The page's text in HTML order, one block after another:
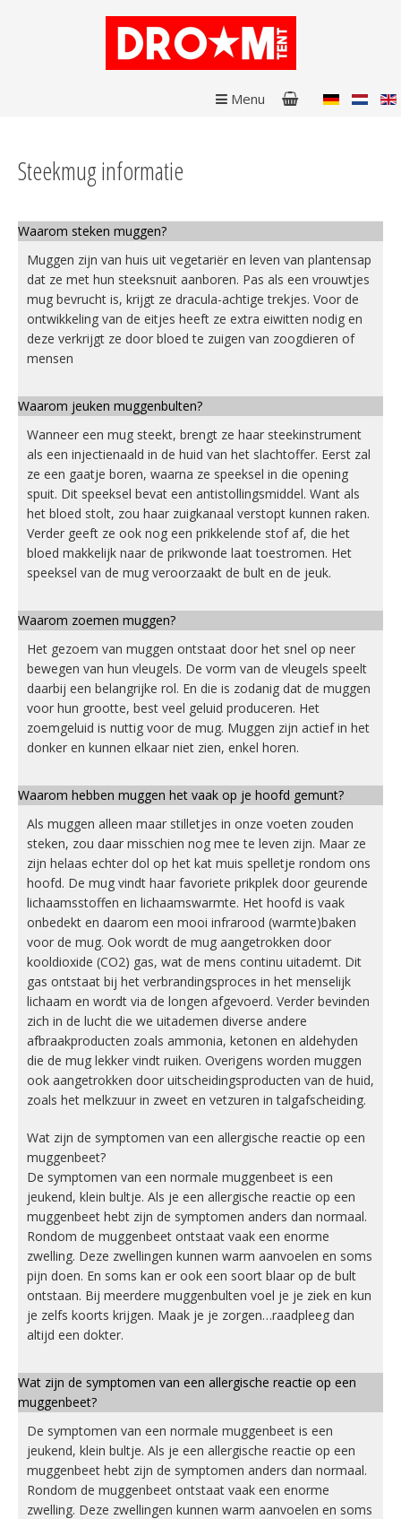
Menu
Steekmug informatie
Waarom steken muggen?
Muggen zijn van huis uit vegetariër en leven van plantensap
dat ze met hun steeksnuit aanboren. Pas als een vrouwtjes
mug bevrucht is, krijgt ze dracula-achtige trekjes. Voor de
ontwikkeling van de eitjes heeft ze extra eiwitten nodig en
deze verkrijgt ze door bloed te zuigen van zoogdieren of
mensen
Waarom jeuken muggenbulten?
Wanneer een mug steekt, brengt ze haar steekinstrument
als een injectienaald in de huid van het slachtoffer. Eerst zal
ze een gaatje boren, waarna ze speeksel in die opening
spuit. Dit speeksel bevat een antistollingsmiddel. Want als
het bloed stolt, zou haar zuigkanaal verstopt kunnen raken.
Verder geeft ze ook nog een prikkelende stof af, die het
bloed makkelijk naar de prikwonde laat toestromen. Het
speeksel van de mug veroorzaakt de bult en de jeuk.
Waarom zoemen muggen?
Het gezoem van muggen ontstaat door het snel op neer
bewegen van hun vleugels. De vorm van de vleugels speelt
daarbij een belangrijke rol. En die is zodanig dat de muggen
voor hun grootte, best veel geluid produceren. Het
zoemgeluid is nuttig voor de mug. Muggen zijn actief in het
donker en kunnen elkaar niet zien, enkel horen.
Waarom hebben muggen het vaak op je hoofd gemunt?
Als muggen alleen maar stilletjes in onze voeten zouden
steken, zou daar misschien nog mee te leven zijn. Maar ze
zijn helaas echter dol op het kat muis spelletje rondom ons
hoofd. De mug vindt haar favoriete prikplek door geurende
lichaamsstoffen en lichaamswarmte. Het hoofd is vaak
onbedekt en daarom een mooi infrarood (warmte)baken
voor de mug. Ook wordt de mug aangetrokken door
kooldioxide (CO2) gas, wat de mens continu uitademt. Dit
gas ontstaat bij het verbrandingsproces in het menselijk
lichaam en wordt via de longen afgevoerd. Verder bevinden
zich in de lucht die we uitademen diverse andere
afbraakproducten zoals ammonia, ketonen en aldehyden
die de mug lekker vindt ruiken. Overigens worden muggen
ook aangetrokken door uitscheidingsproducten van de huid,
zoals het melkzuur in zweet en vetzuren in talgafscheiding.
Wat zijn de symptomen van een allergische reactie op een
muggenbeet?
De symptomen van een normale muggenbeet is een
jeukend, klein bultje. Als je een allergische reactie op een
muggenbeet hebt zijn de symptomen anders dan normaal.
Rondom de muggenbeet ontstaat vaak een enorme
zwelling. Deze zwellingen kunnen warm aanvoelen en soms
pijn doen. En soms kan er ook een soort blaar op de bult
ontstaan. Bij meerdere muggenbulten voel je je ziek en kun
je zelfs koorts krijgen. Maak je je zorgen…raadpleeg dan
altijd een dokter.
Wat zijn de symptomen van een allergische reactie op een
muggenbeet?
De symptomen van een normale muggenbeet is een
jeukend, klein bultje. Als je een allergische reactie op een
muggenbeet hebt zijn de symptomen anders dan normaal.
Rondom de muggenbeet ontstaat vaak een enorme
zwelling. Deze zwellingen kunnen warm aanvoelen en soms